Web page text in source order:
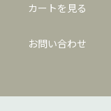
カートを見る
お問い合わせ